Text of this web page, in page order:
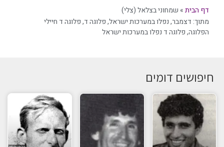
דף הבית» שמחוני בצלאל (צלי)
מתוך: דצמבר,נפלו במערכות ישראל,פלוגה ד,פלוגה ד חיילי
הפלוגה,פלוגה ד נפלו במערכות ישראל
חיפושים דומים